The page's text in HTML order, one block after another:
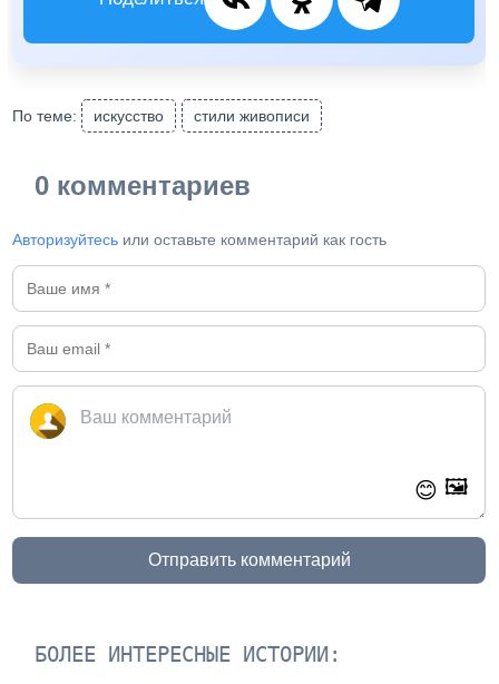
По теме: искусство стили живописи
0 комментариев
Авторизуйтесь или оставьте комментарий как гость
😊 🖼️
Отправить комментарий
БОЛЕЕ ИНТЕРЕСНЫЕ ИСТОРИИ: